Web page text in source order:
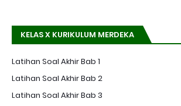
KELAS X KURIKULUM MERDEKA
Latihan Soal Akhir Bab 1
Latihan Soal Akhir Bab 2
Latihan Soal Akhir Bab 3